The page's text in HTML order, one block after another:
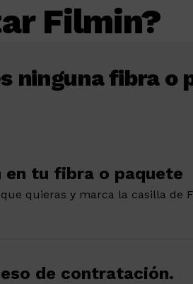
Filmin?
ninguna fibra o
en tu fibra o paquete
quieras y marca la casilla de
de contratación.